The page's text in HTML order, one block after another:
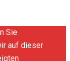
Sie
auf dieser